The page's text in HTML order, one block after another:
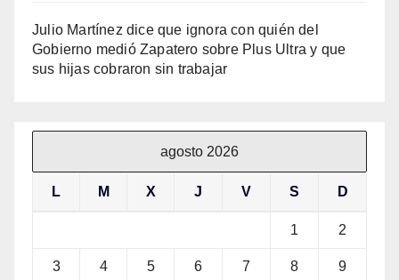
Julio Martínez dice que ignora con quién del
Gobierno medió Zapatero sobre Plus Ultra y que
sus hijas cobraron sin trabajar
agosto 2026
L M X J V S D
1 2
3 4 5 6 7 8 9